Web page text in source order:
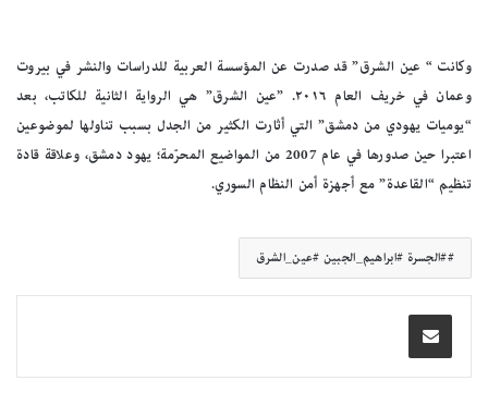
وكانت “ عين الشرق” قد صدرت عن المؤسسة العربية للدراسات والنشر في بيروت
وعمان في خريف العام ٢٠١٦. ”عين الشرق” هي الرواية الثانية للكاتب، بعد
“يوميات يهودي من دمشق” التي أثارت الكثير من الجدل بسبب تناولها لموضوعين
اعتبرا حين صدورها في عام 2007 من المواضيع المحرّمة؛ يهود دمشق، وعلاقة قادة
تنظيم “القاعدة” مع أجهزة أمن النظام السوري.
#الجسرة #ابراهيم_الجبين #عين_الشرق